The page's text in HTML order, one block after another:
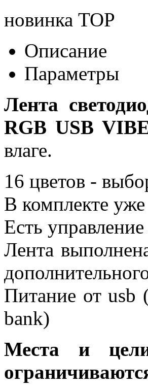
новинка TOP
Описание
Параметры
Лента
RGB USB
влаге.
16 цветов -
В комплекте
Есть
Лента
Питание от usb
bank)
Места и цели